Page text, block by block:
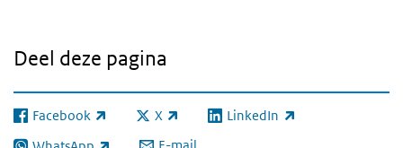
Deel deze pagina
Facebook
(externe link) X
(externe link) LinkedIn
(externe link)
E-mail